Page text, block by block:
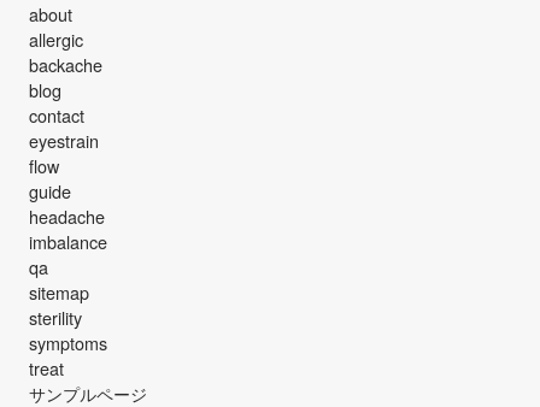
about
allergic
backache
blog
contact
eyestrain
flow
guide
headache
imbalance
qa
sitemap
sterility
symptoms
treat
サンプルページ